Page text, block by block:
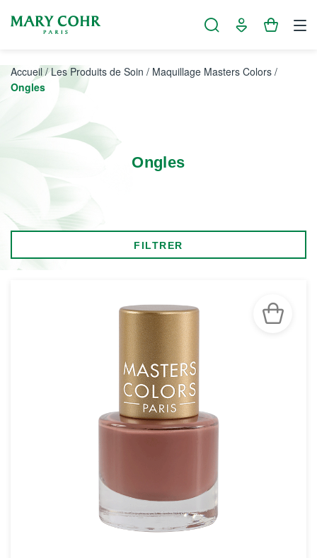
Accueil / Les Produits de Soin / Maquillage Masters Colors /
Ongles
Ongles
FILTRER